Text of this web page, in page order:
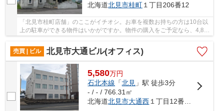
北海道北見市桂町 １丁目206番12
「北見市桂町店舗」のここがイチオシ。お車を複数お持ちの方は10台以
上の駐車ができる物件はいかがですか。物件の購入をご予定なら、4,800
売買 | ビル
北見市大通ビル(オフィス)
5,580万円
石北本線 「北見 」駅 徒歩3分
- / - / 766.31㎡
北海道北見市大通西 １丁目12番1・12番2